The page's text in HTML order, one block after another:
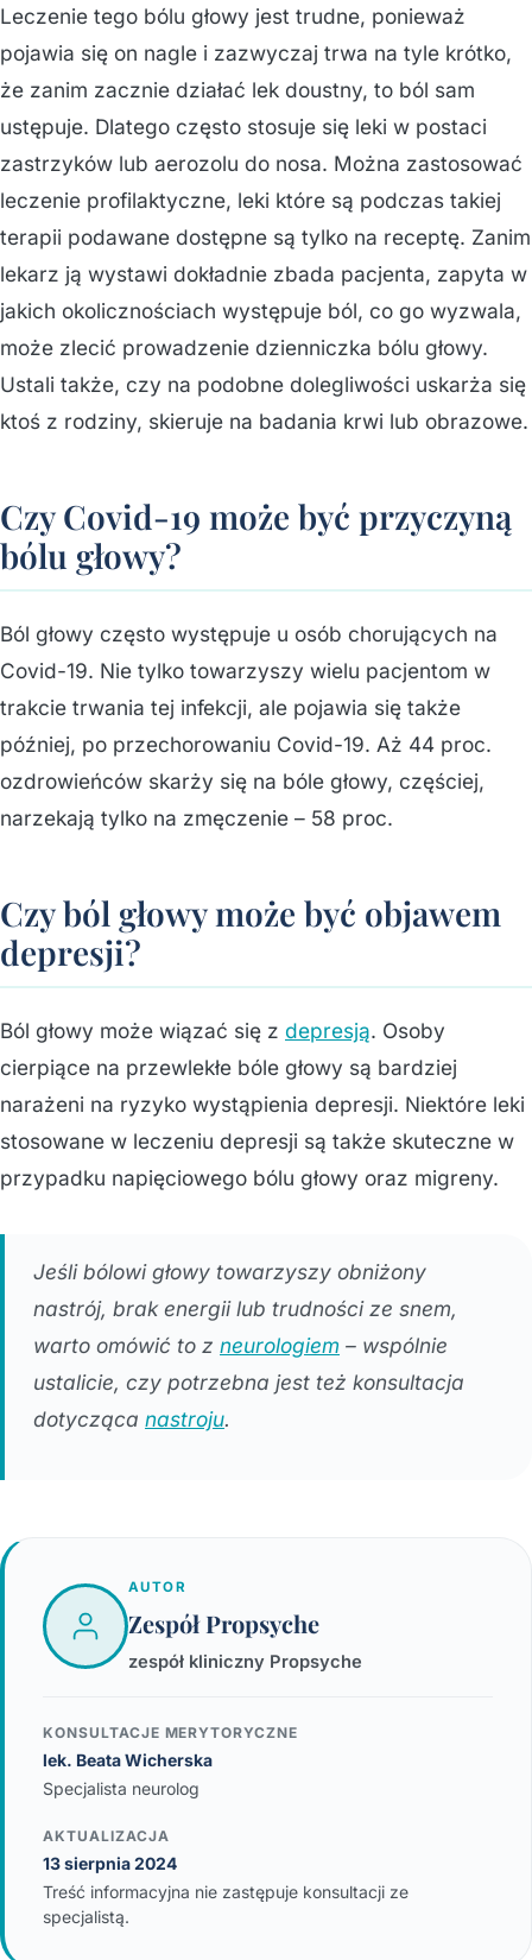
Leczenie tego bólu głowy jest trudne, ponieważ
pojawia się on nagle i zazwyczaj trwa na tyle krótko,
że zanim zacznie działać lek doustny, to ból sam
ustępuje. Dlatego często stosuje się leki w postaci
zastrzyków lub aerozolu do nosa. Można zastosować
leczenie profilaktyczne, leki które są podczas takiej
terapii podawane dostępne są tylko na receptę. Zanim
lekarz ją wystawi dokładnie zbada pacjenta, zapyta w
jakich okolicznościach występuje ból, co go wyzwala,
może zlecić prowadzenie dzienniczka bólu głowy.
Ustali także, czy na podobne dolegliwości uskarża się
ktoś z rodziny, skieruje na badania krwi lub obrazowe.
Czy Covid-19 może być przyczyną
bólu głowy?
Ból głowy często występuje u osób chorujących na
Covid-19. Nie tylko towarzyszy wielu pacjentom w
trakcie trwania tej infekcji, ale pojawia się także
później, po przechorowaniu Covid-19. Aż 44 proc.
ozdrowieńców skarży się na bóle głowy, częściej,
narzekają tylko na zmęczenie – 58 proc.
Czy ból głowy może być objawem
depresji?
Ból głowy może wiązać się z depresją. Osoby
cierpiące na przewlekłe bóle głowy są bardziej
narażeni na ryzyko wystąpienia depresji. Niektóre leki
stosowane w leczeniu depresji są także skuteczne w
przypadku napięciowego bólu głowy oraz migreny.
Jeśli bólowi głowy towarzyszy obniżony
nastrój, brak energii lub trudności ze snem,
warto omówić to z neurologiem – wspólnie
ustalicie, czy potrzebna jest też konsultacja
dotycząca nastroju.
AUTOR
Zespół Propsyche
zespół kliniczny Propsyche
KONSULTACJE MERYTORYCZNE
lek. Beata Wicherska
Specjalista neurolog
AKTUALIZACJA
13 sierpnia 2024
Treść informacyjna nie zastępuje konsultacji ze
specjalistą.